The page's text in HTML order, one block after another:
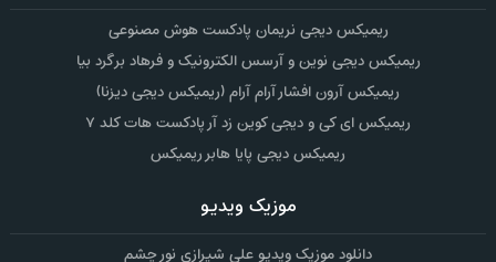
ریمیکس دیجی نریمان پادکست هوش مصنوعی
ریمیکس دیجی نوین و آرسس الکترونیک و فرهاد برگرد بیا
ریمیکس آرون افشار آرام آرام (ریمیکس دیجی دیزنا)
ریمیکس ای کی و دیجی کوین زد آر پادکست هات کلد ۷
ریمیکس دیجی پایا هابر ریمیکس
موزیک ویدیو
دانلود موزیک ویدیو علی شیرازی نور چشم